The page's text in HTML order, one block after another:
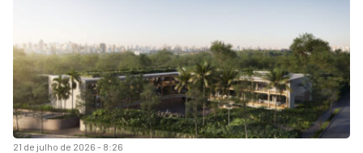
21 de julho de 2026 - 8:26